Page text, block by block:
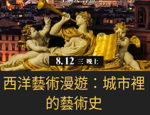
西洋藝術漫遊：城市裡
的藝術史